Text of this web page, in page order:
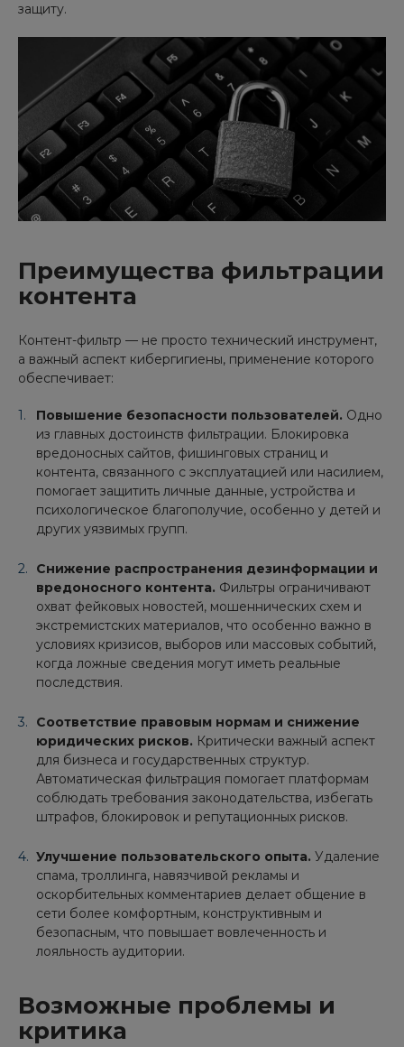
защиту.
Преимущества фильтрации
контента
Контент-фильтр — не просто технический инструмент,
а важный аспект кибергигиены, применение которого
обеспечивает:
Повышение безопасности пользователей. Одно
из главных достоинств фильтрации. Блокировка
вредоносных сайтов, фишинговых страниц и
контента, связанного с эксплуатацией или насилием,
помогает защитить личные данные, устройства и
психологическое благополучие, особенно у детей и
других уязвимых групп.
Снижение распространения дезинформации и
вредоносного контента. Фильтры ограничивают
охват фейковых новостей, мошеннических схем и
экстремистских материалов, что особенно важно в
условиях кризисов, выборов или массовых событий,
когда ложные сведения могут иметь реальные
последствия.
Соответствие правовым нормам и снижение
юридических рисков. Критически важный аспект
для бизнеса и государственных структур.
Автоматическая фильтрация помогает платформам
соблюдать требования законодательства, избегать
штрафов, блокировок и репутационных рисков.
Улучшение пользовательского опыта. Удаление
спама, троллинга, навязчивой рекламы и
оскорбительных комментариев делает общение в
сети более комфортным, конструктивным и
безопасным, что повышает вовлеченность и
лояльность аудитории.
Возможные проблемы и
критика